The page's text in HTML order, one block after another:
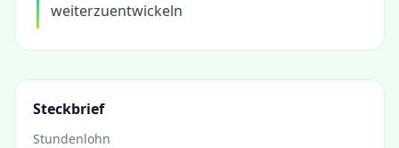
weiterzuentwickeln
Steckbrief
Stundenlohn